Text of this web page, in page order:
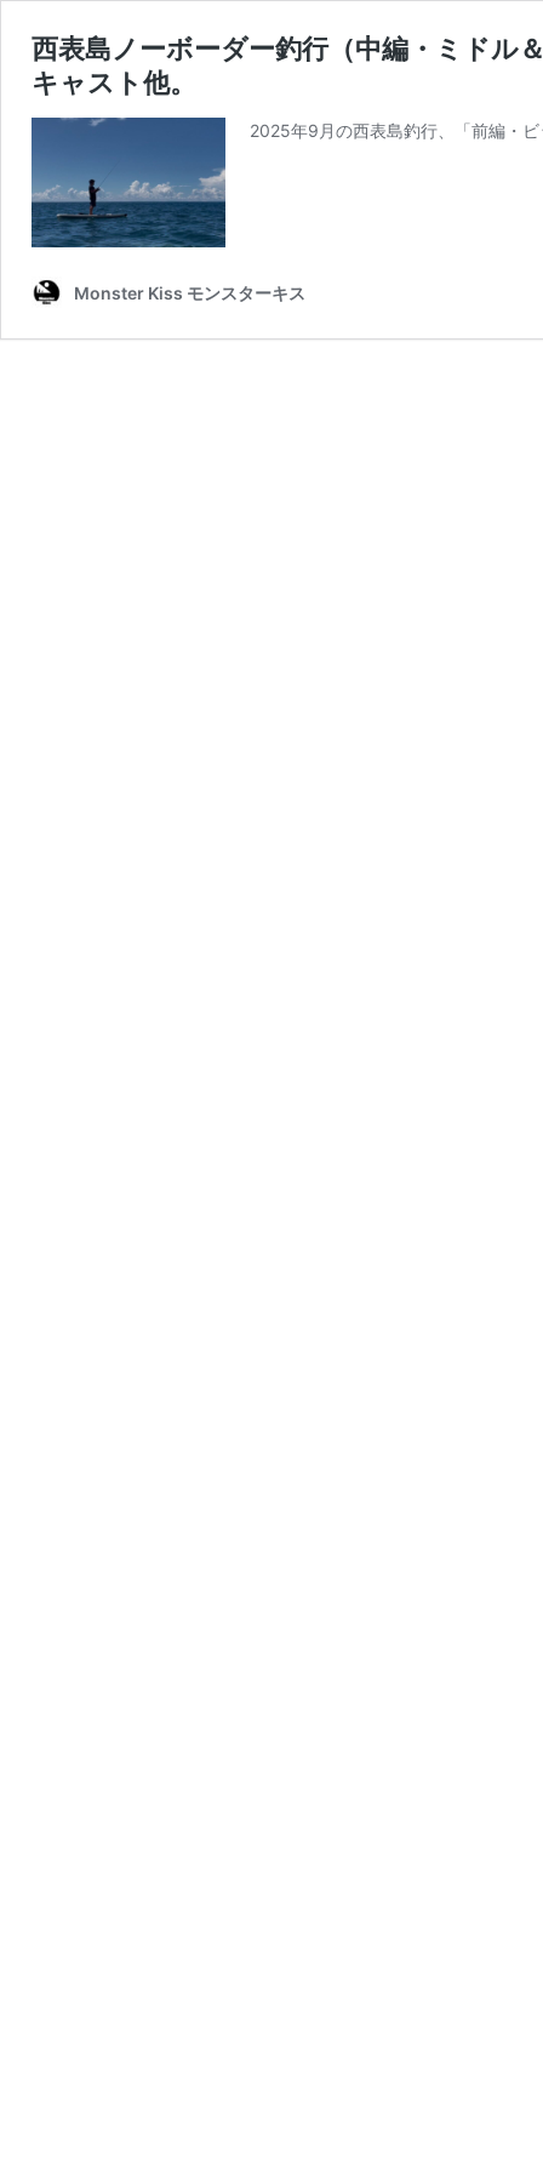
西表島ノーボーダー釣行（中編・ミドル
キャスト他。
2025年9月の西表島釣行、「前編・
Monster Kiss モンスターキス